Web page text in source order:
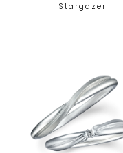
Stargazer